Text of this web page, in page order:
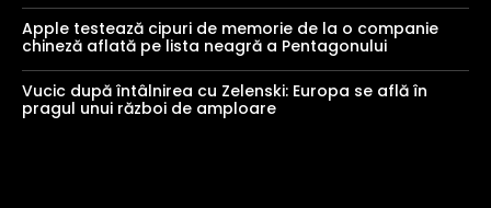
Apple testează cipuri de memorie de la o companie
chineză aflată pe lista neagră a Pentagonului
Vucic după întâlnirea cu Zelenski: Europa se află în
pragul unui război de amploare